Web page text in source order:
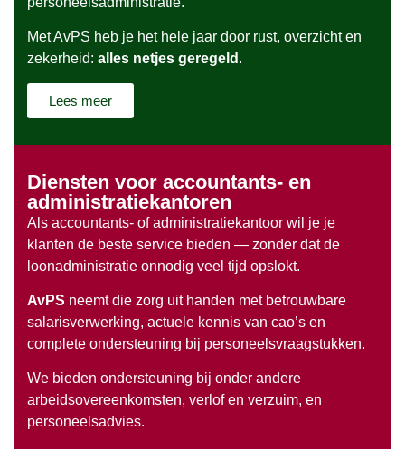
Met AvPS heb je het hele jaar door rust, overzicht en
zekerheid: alles netjes geregeld .
Lees meer
Diensten voor accountants- en
administratiekantoren
Als accountants- of administratiekantoor wil je je
klanten de beste service bieden — zonder dat de
loonadministratie onnodig veel tijd opslokt.
AvPS neemt die zorg uit handen met betrouwbare
salarisverwerking, actuele kennis van cao’s en
complete ondersteuning bij personeelsvraagstukken.
We bieden ondersteuning bij onder andere
arbeidsovereenkomsten, verlof en verzuim, en
personeelsadvies.